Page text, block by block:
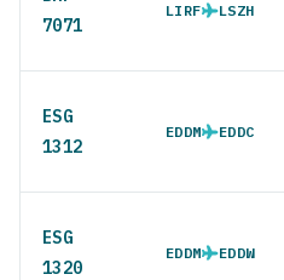
7071
LIRF LSZH
ESG
1312
EDDM EDDC
ESG
1320
EDDM EDDW